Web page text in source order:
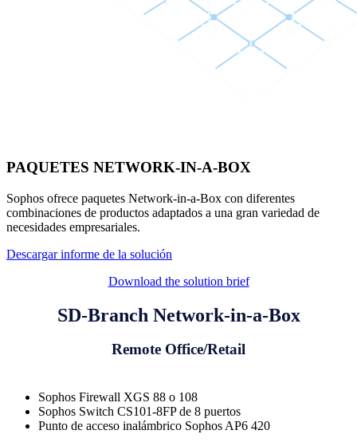
PAQUETES NETWORK-IN-A-BOX
Sophos ofrece paquetes Network-in-a-Box con diferentes
combinaciones de productos adaptados a una gran variedad de
necesidades empresariales.
Descargar informe de la solución
Download the solution brief
SD-Branch Network-in-a-Box
Remote Office/Retail
Sophos Firewall XGS 88 o 108
Sophos Switch CS101-8FP de 8 puertos
Punto de acceso inalámbrico Sophos AP6 420